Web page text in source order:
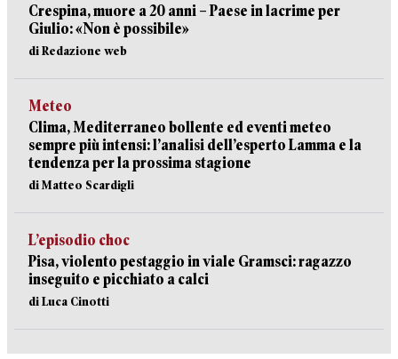
Crespina, muore a 20 anni – Paese in lacrime per
Giulio: «Non è possibile»
di Redazione web
Meteo
Clima, Mediterraneo bollente ed eventi meteo
sempre più intensi: l’analisi dell’esperto Lamma e la
tendenza per la prossima stagione
di Matteo Scardigli
L’episodio choc
Pisa, violento pestaggio in viale Gramsci: ragazzo
inseguito e picchiato a calci
di Luca Cinotti